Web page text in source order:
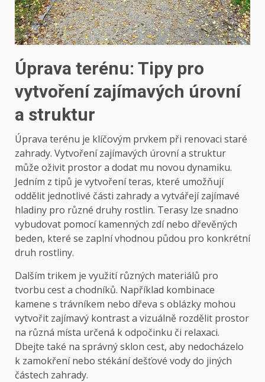
Úprava terénu: Tipy pro
vytvoření zajímavých úrovní
a struktur
Úprava terénu je klíčovým prvkem při renovaci staré
zahrady. Vytvoření zajímavých úrovní a struktur
může oživit prostor a dodat mu novou dynamiku.
Jedním z tipů je vytvoření teras, které umožňují
oddělit jednotlivé části zahrady a vytvářejí zajímavé
hladiny pro různé druhy rostlin. Terasy lze snadno
vybudovat pomocí kamenných zdí nebo dřevěných
beden, které se zaplní vhodnou půdou pro konkrétní
druh rostliny.
Dalším trikem je využití různých materiálů pro
tvorbu cest a chodníků. Například kombinace
kamene s trávníkem nebo dřeva s oblázky mohou
vytvořit zajímavý kontrast a vizuálně rozdělit prostor
na různá místa určená k odpočinku či relaxaci.
Dbejte také na správný sklon cest, aby nedocházelo
k zamokření nebo stékání dešťové vody do jiných
částech zahrady.